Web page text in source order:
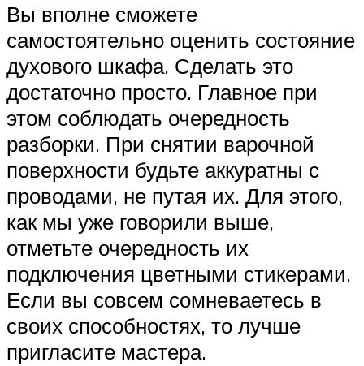
Вы вполне сможете
самостоятельно оценить состояние
духового шкафа. Сделать это
достаточно просто. Главное при
этом соблюдать очередность
разборки. При снятии варочной
поверхности будьте аккуратны с
проводами, не путая их. Для этого,
как мы уже говорили выше,
отметьте очередность их
подключения цветными стикерами.
Если вы совсем сомневаетесь в
своих способностях, то лучше
пригласите мастера.